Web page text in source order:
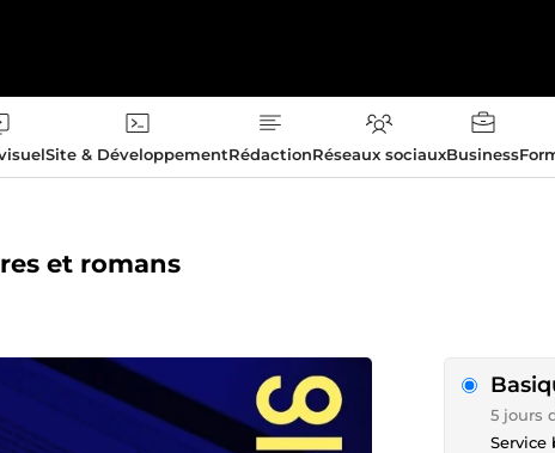
Site & DéveloppementRédactionRéseaux sociauxBusiness
et romans
5 jours
Service